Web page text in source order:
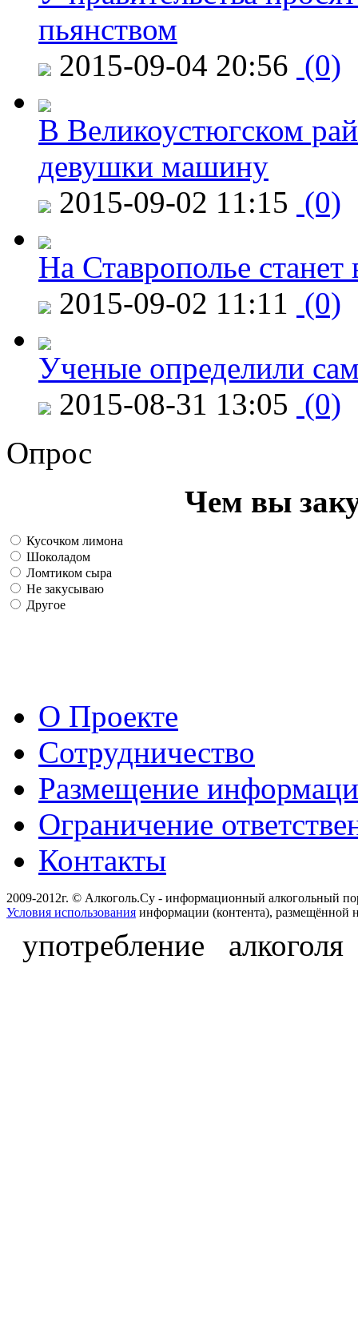
пьянством
2015-09-04 20:56 (0)
В Великоустюгском
девушки машину
2015-09-02 11:15 (0)
На Ставрополье
2015-09-02 11:11 (0)
Ученые определили
2015-08-31 13:05 (0)
Опрос
Чем вы
Кусочком лимона
Шоколадом
Ломтиком сыра
Не закусываю
Другое
О Проекте
Сотрудничество
Размещение
Ограничение
Контакты
2009-2012г. © Алкоголь.Су - информационный алкогольный
Условия использования информации (контента), размещённой
употребление